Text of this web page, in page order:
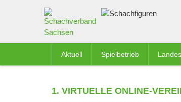
Aktuell Spielbetrieb
1. VIRTUELLE ONLINE-